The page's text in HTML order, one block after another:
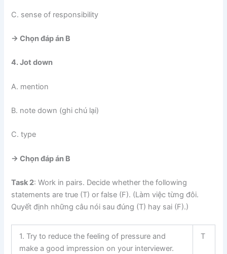
C. sense of responsibility
-> Chọn đáp án B
4. Jot down
A. mention
B. note down (ghi chú lại)
C. type
-> Chọn đáp án B
Task 2: Work in pairs. Decide whether the following
statements are true (T) or false (F). (Làm việc từng đôi.
Quyết định những câu nói sau đúng (T) hay sai (F).)
1. Try to reduce the feeling of pressure and
make a good impression on your interviewer.
T